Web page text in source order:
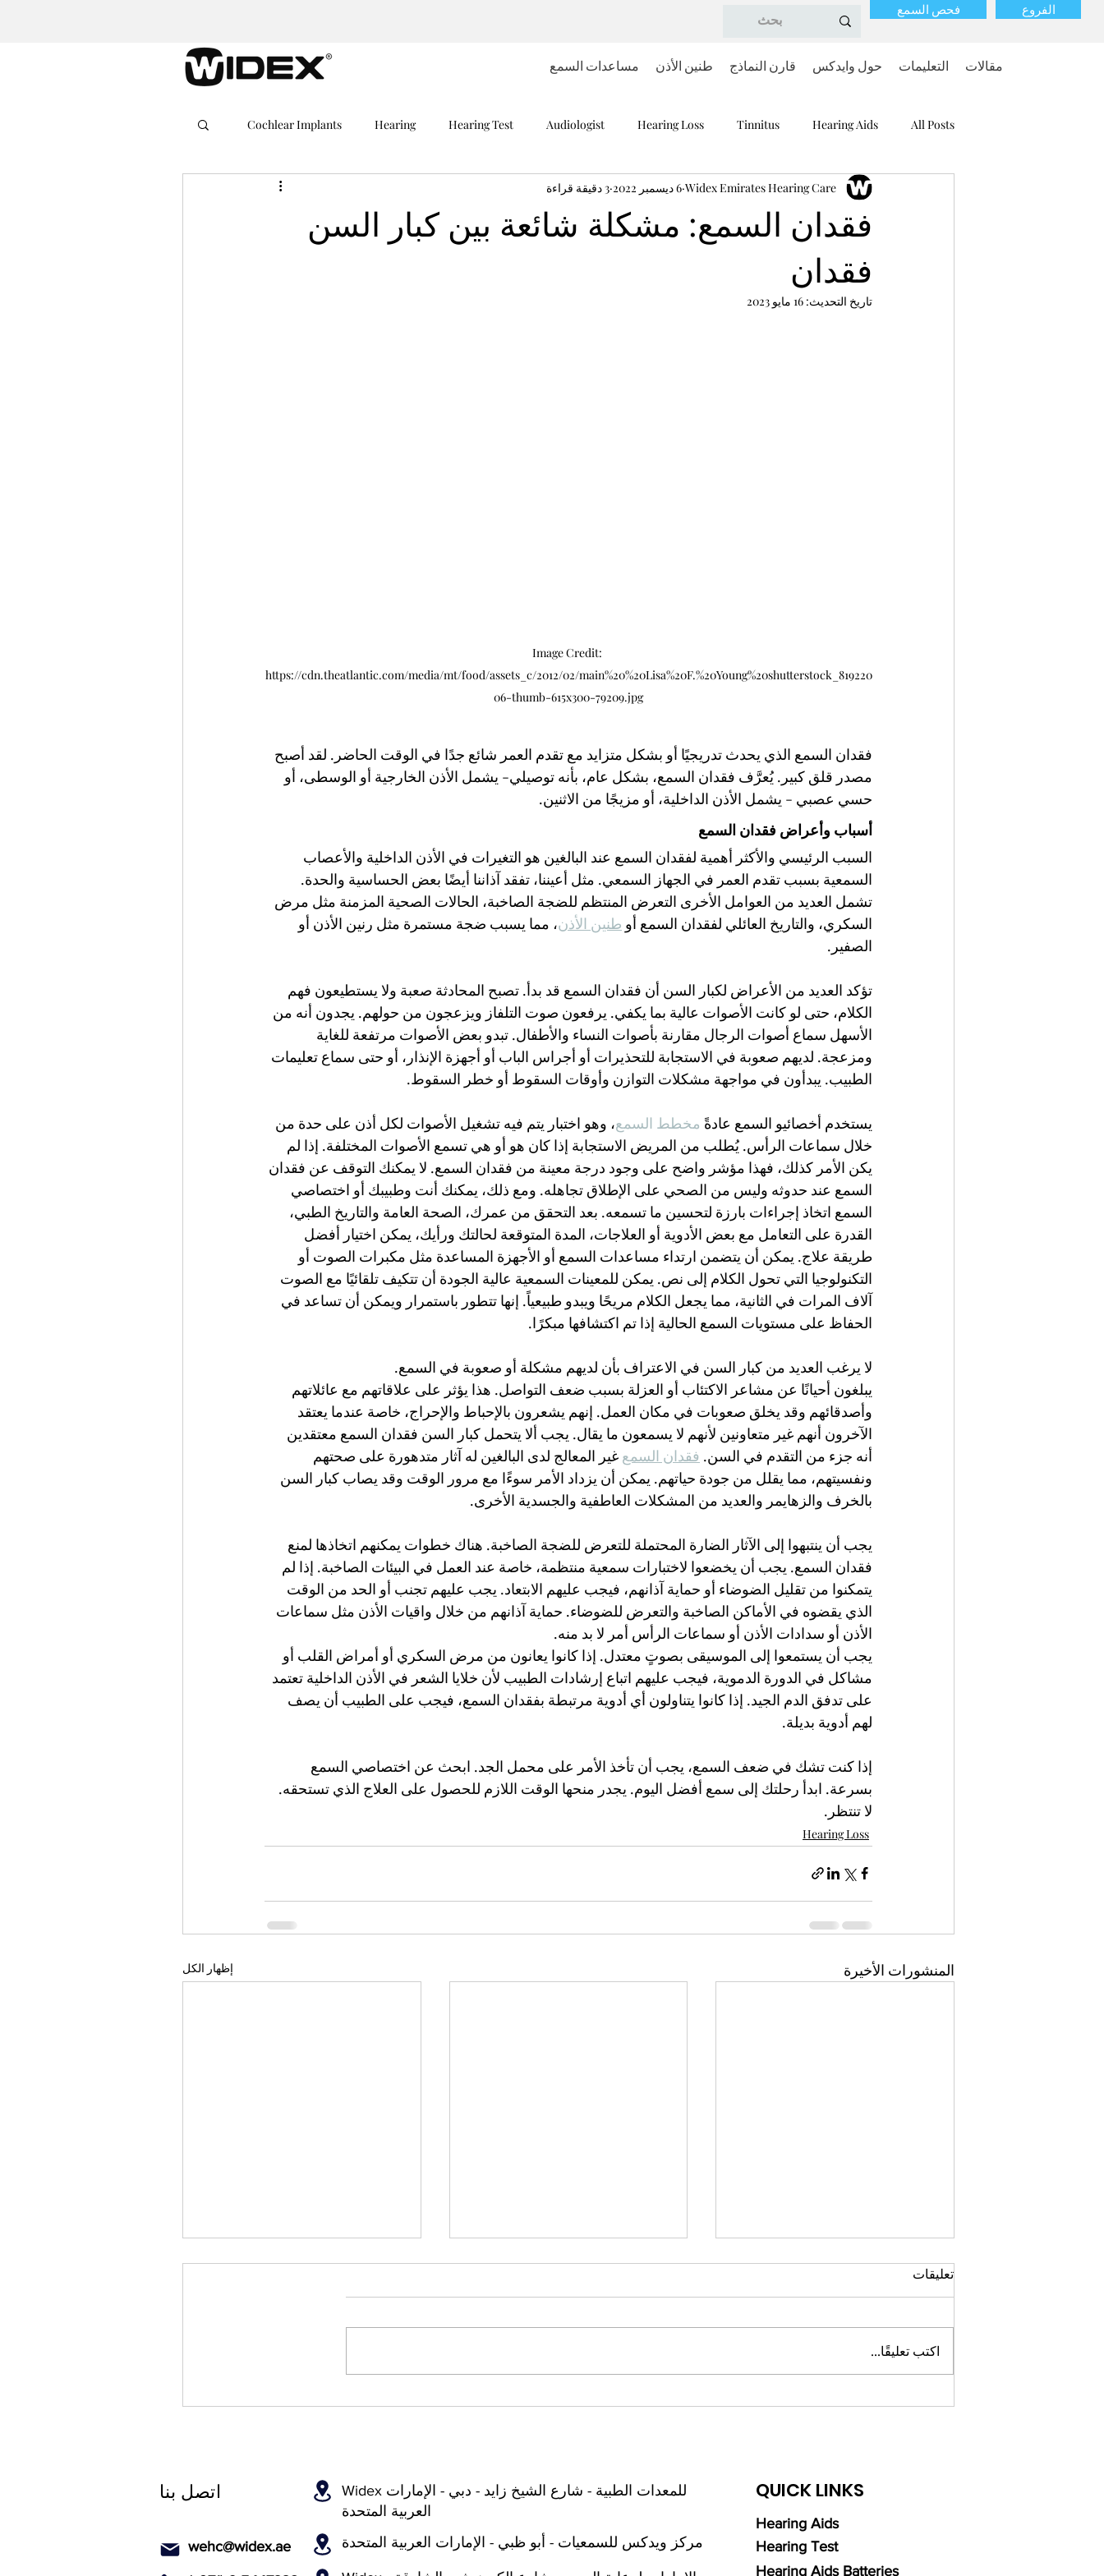
فحص السمع الفروع
مساعدات السمع طنين الأذن قارن النماذج حول وايدكس التعليمات مقالات
All Posts
Hearing Aids
Tinnitus
Hearing Loss
Audiologist
Hearing Test
Hearing
Cochlear Implants
فقدان السمع: مشكلة شائعة بين كبار السن
فقدان
Widex Emirates Hearing Care 6 ديسمبر 2022 3 دقيقة قراءة
تاريخ التحديث: 16 مايو 2023
Image Credit:
https://cdn.theatlantic.com/media/mt/food/assets_c/2012/02/main%20%20Lisa%20F.%20Young%20shutterstock_819220
06-thumb-615x300-79209.jpg
فقدان السمع الذي يحدث تدريجيًا أو بشكل متزايد مع تقدم العمر شائع جدًا في الوقت الحاضر. لقد أصبح
مصدر قلق كبير. يُعرَّف فقدان السمع، بشكل عام، بأنه توصيلي- يشمل الأذن الخارجية أو الوسطى، أو
حسي عصبي - يشمل الأذن الداخلية، أو مزيجًا من الاثنين.
أسباب وأعراض فقدان السمع
السبب الرئيسي والأكثر أهمية لفقدان السمع عند البالغين هو التغيرات في الأذن الداخلية والأعصاب
السمعية بسبب تقدم العمر في الجهاز السمعي. مثل أعيننا، تفقد آذاننا أيضًا بعض الحساسية والحدة.
تشمل العديد من العوامل الأخرى التعرض المنتظم للضجة الصاخبة، الحالات الصحية المزمنة مثل مرض
السكري، والتاريخ العائلي لفقدان السمع أو طنين الأذن، مما يسبب ضجة مستمرة مثل رنين الأذن أو
الصفير.
تؤكد العديد من الأعراض لكبار السن أن فقدان السمع قد بدأ. تصبح المحادثة صعبة ولا يستطيعون فهم
الكلام، حتى لو كانت الأصوات عالية بما يكفي. يرفعون صوت التلفاز ويزعجون من حولهم. يجدون أنه من
الأسهل سماع أصوات الرجال مقارنة بأصوات النساء والأطفال. تبدو بعض الأصوات مرتفعة للغاية
ومزعجة. لديهم صعوبة في الاستجابة للتحذيرات أو أجراس الباب أو أجهزة الإنذار، أو حتى سماع تعليمات
الطبيب. يبدأون في مواجهة مشكلات التوازن وأوقات السقوط أو خطر السقوط.
يستخدم أخصائيو السمع عادةً مخطط السمع، وهو اختبار يتم فيه تشغيل الأصوات لكل أذن على حدة من
خلال سماعات الرأس. يُطلب من المريض الاستجابة إذا كان هو أو هي تسمع الأصوات المختلفة. إذا لم
يكن الأمر كذلك، فهذا مؤشر واضح على وجود درجة معينة من فقدان السمع. لا يمكنك التوقف عن فقدان
السمع عند حدوثه وليس من الصحي على الإطلاق تجاهله. ومع ذلك، يمكنك أنت وطبيبك أو اختصاصي
السمع اتخاذ إجراءات بارزة لتحسين ما تسمعه. بعد التحقق من عمرك، الصحة العامة والتاريخ الطبي،
القدرة على التعامل مع بعض الأدوية أو العلاجات، المدة المتوقعة لحالتك ورأيك، يمكن اختيار أفضل
طريقة علاج. يمكن أن يتضمن ارتداء مساعدات السمع أو الأجهزة المساعدة مثل مكبرات الصوت أو
التكنولوجيا التي تحول الكلام إلى نص. يمكن للمعينات السمعية عالية الجودة أن تتكيف تلقائيًا مع الصوت
آلاف المرات في الثانية، مما يجعل الكلام مريحًا ويبدو طبيعياً. إنها تتطور باستمرار ويمكن أن تساعد في
الحفاظ على مستويات السمع الحالية إذا تم اكتشافها مبكرًا.
لا يرغب العديد من كبار السن في الاعتراف بأن لديهم مشكلة أو صعوبة في السمع.
يبلغون أحيانًا عن مشاعر الاكتئاب أو العزلة بسبب ضعف التواصل. هذا يؤثر على علاقاتهم مع عائلاتهم
وأصدقائهم وقد يخلق صعوبات في مكان العمل. إنهم يشعرون بالإحباط والإحراج، خاصة عندما يعتقد
الآخرون أنهم غير متعاونين لأنهم لا يسمعون ما يقال. يجب ألا يتحمل كبار السن فقدان السمع معتقدين
أنه جزء من التقدم في السن. فقدان السمع غير المعالج لدى البالغين له آثار متدهورة على صحتهم
ونفسيتهم، مما يقلل من جودة حياتهم. يمكن أن يزداد الأمر سوءًا مع مرور الوقت وقد يصاب كبار السن
بالخرف والزهايمر والعديد من المشكلات العاطفية والجسدية الأخرى.
يجب أن ينتبهوا إلى الآثار الضارة المحتملة للتعرض للضجة الصاخبة. هناك خطوات يمكنهم اتخاذها لمنع
فقدان السمع. يجب أن يخضعوا لاختبارات سمعية منتظمة، خاصة عند العمل في البيئات الصاخبة. إذا لم
يتمكنوا من تقليل الضوضاء أو حماية آذانهم، فيجب عليهم الابتعاد. يجب عليهم تجنب أو الحد من الوقت
الذي يقضوه في الأماكن الصاخبة والتعرض للضوضاء. حماية آذانهم من خلال واقيات الأذن مثل سماعات
الأذن أو سدادات الأذن أو سماعات الرأس أمر لا بد منه.
يجب أن يستمعوا إلى الموسيقى بصوتٍ معتدل. إذا كانوا يعانون من مرض السكري أو أمراض القلب أو
مشاكل في الدورة الدموية، فيجب عليهم اتباع إرشادات الطبيب لأن خلايا الشعر في الأذن الداخلية تعتمد
على تدفق الدم الجيد. إذا كانوا يتناولون أي أدوية مرتبطة بفقدان السمع، فيجب على الطبيب أن يصف
لهم أدوية بديلة.
إذا كنت تشك في ضعف السمع، يجب أن تأخذ الأمر على محمل الجد. ابحث عن اختصاصي السمع
بسرعة. ابدأ رحلتك إلى سمع أفضل اليوم. يجدر منحها الوقت اللازم للحصول على العلاج الذي تستحقه.
لا تنتظر.
Hearing Loss
المنشورات الأخيرة إظهار الكل
هل سيتم علاج فقدان السمع يومًا
معالجة فقدان السمع عند
الأسئلة المتداولة حول فقدان
تعليقات
اكتب تعليقًا...
اتصل بنا
Widex للمعدات الطبية - شارع الشيخ زايد - دبي - الإمارات
العربية المتحدة
wehc@widex.ae مركز ويدكس للسمعيات - أبو ظبي - الإمارات العربية المتحدة
QUICK LINKS
Hearing Aids
Hearing Test
Hearing Aids Batteries